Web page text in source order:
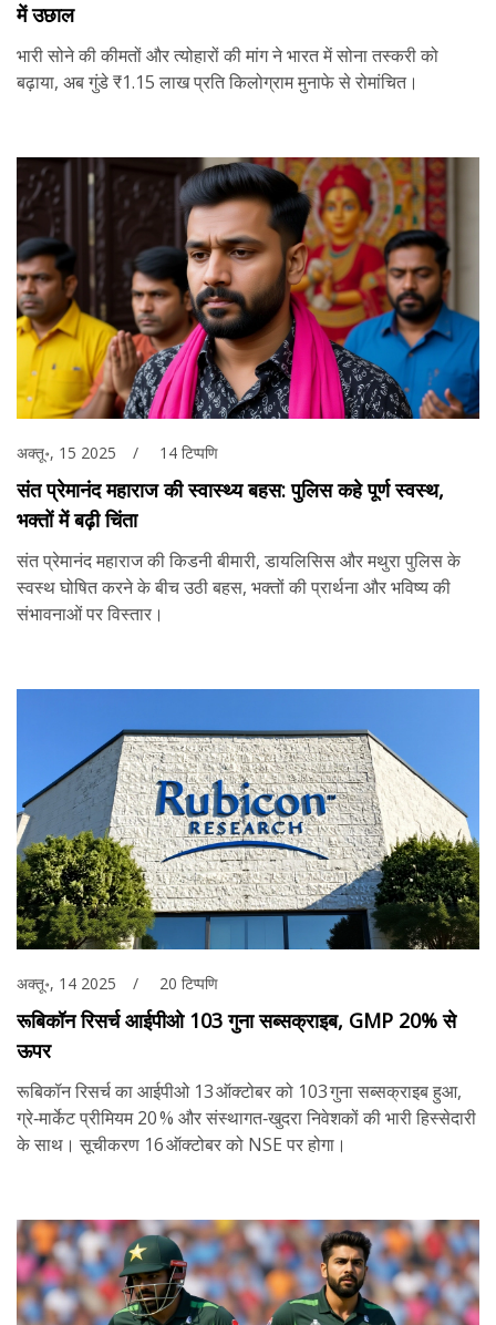
में उछाल
भारी सोने की कीमतों और त्योहारों की मांग ने भारत में सोना तस्करी को
बढ़ाया, अब गुंडे ₹1.15 लाख प्रति किलोग्राम मुनाफे से रोमांचित।
अक्तू॰, 15 2025 14 टिप्पणि
संत प्रेमानंद महाराज की स्वास्थ्य बहस: पुलिस कहे पूर्ण स्वस्थ,
भक्तों में बढ़ी चिंता
संत प्रेमानंद महाराज की किडनी बीमारी, डायलिसिस और मथुरा पुलिस के
स्वस्थ घोषित करने के बीच उठी बहस, भक्तों की प्रार्थना और भविष्य की
संभावनाओं पर विस्तार।
अक्तू॰, 14 2025 20 टिप्पणि
रूबिकॉन रिसर्च आईपीओ 103 गुना सब्सक्राइब, GMP 20% से
ऊपर
रूबिकॉन रिसर्च का आईपीओ 13 ऑक्टोबर को 103 गुना सब्सक्राइब हुआ,
ग्रे‑मार्केट प्रीमियम 20 % और संस्थागत‑खुदरा निवेशकों की भारी हिस्सेदारी
के साथ। सूचीकरण 16 ऑक्टोबर को NSE पर होगा।